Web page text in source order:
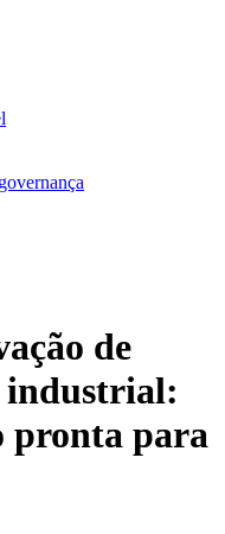
de
industrial:
pronta para